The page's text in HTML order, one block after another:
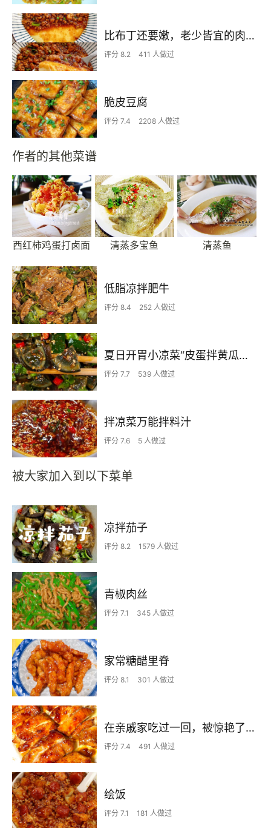
比布丁还要嫩，老少皆宜的肉沫蒸蛋
评分 8.2 411 人做过
脆皮豆腐
评分 7.4 2208 人做过
作者的其他菜谱
西红柿鸡蛋打卤面 清蒸多宝鱼 清蒸鱼
低脂凉拌肥牛
评分 8.4 252 人做过
夏日开胃小凉菜“皮蛋拌黄瓜🥒”开胃减脂
评分 7.7 539 人做过
拌凉菜万能拌料汁
评分 7.6 5 人做过
被大家加入到以下菜单
凉拌茄子
评分 8.2 1579 人做过
青椒肉丝
评分 7.1 345 人做过
家常糖醋里脊
评分 8.1 301 人做过
在亲戚家吃过一回，被惊艳了…
评分 7.4 491 人做过
绘饭
评分 7.1 181 人做过